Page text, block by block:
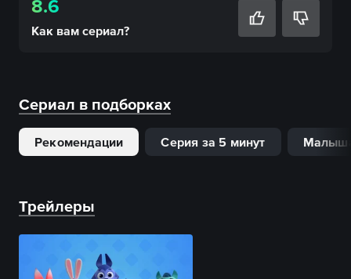
8.6
Как вам сериал?
Сериал в подборках
Рекомендации Серия за 5 минут
Трейлеры